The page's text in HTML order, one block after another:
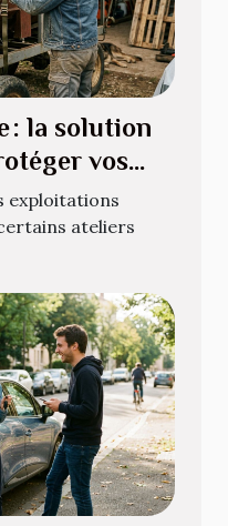
: la solution
vos
exploitations
ateliers